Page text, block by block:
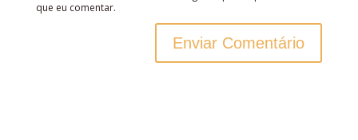
que eu comentar.